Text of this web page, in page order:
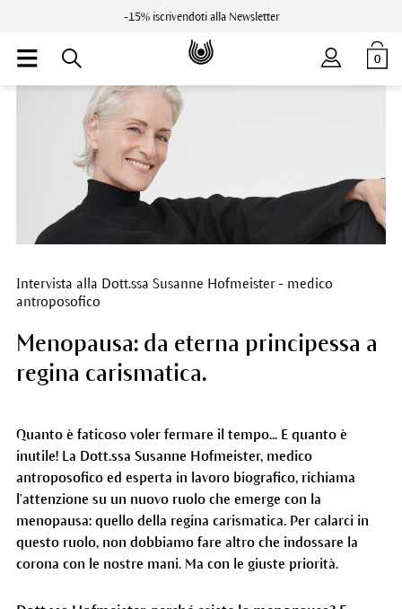
-15% iscrivendoti alla Newsletter
0
Intervista alla Dott.ssa Susanne Hofmeister - medico
antroposofico
Menopausa: da eterna principessa a
regina carismatica.
Quanto è faticoso voler fermare il tempo... E quanto è
inutile! La Dott.ssa Susanne Hofmeister, medico
antroposofico ed esperta in lavoro biografico, richiama
l'attenzione su un nuovo ruolo che emerge con la
menopausa: quello della regina carismatica. Per calarci in
questo ruolo, non dobbiamo fare altro che indossare la
corona con le nostre mani. Ma con le giuste priorità.